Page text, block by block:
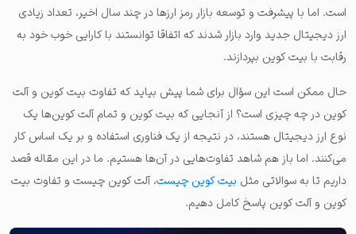
است. اما با پیشرفت و توسعه بازار رمز ارزها در چند سال اخیر، تعداد زیادی
ارز دیجیتال جدید وارد بازار شدند که اتفاقا توانستند با کارایی خوب خود به
رقابت با بیت کوین بپردازند.
حال ممکن است این سؤال برای شما پیش بیاید که تفاوت بیت کوین و آلت
کوین در چه چیزی است؟ از آنجایی که بیت کوین و تمام آلت کوین‌ها یک
نوع ارز دیجیتال هستند، در نتیجه از یک فناوری استفاده و بر یک اساس کار
می‌کنند. اما باز هم شاهد تفاوت‌هایی در آن‌ها هستیم. ما در این مقاله قصد
داریم تا به سوالاتی مثل بیت کوین چیست، آلت کوین چیست و تفاوت بیت
کوین و آلت کوین پاسخ کامل دهیم.